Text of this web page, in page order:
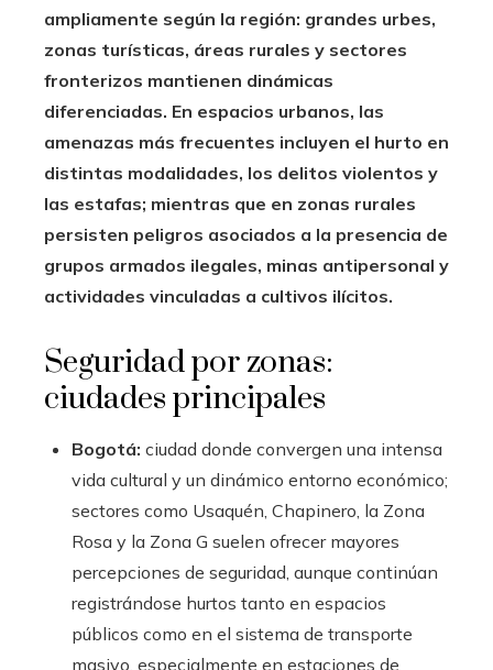
ampliamente según la región: grandes urbes,
zonas turísticas, áreas rurales y sectores
fronterizos mantienen dinámicas
diferenciadas. En espacios urbanos, las
amenazas más frecuentes incluyen el hurto en
distintas modalidades, los delitos violentos y
las estafas; mientras que en zonas rurales
persisten peligros asociados a la presencia de
grupos armados ilegales, minas antipersonal y
actividades vinculadas a cultivos ilícitos.
Seguridad por zonas:
ciudades principales
Bogotá: ciudad donde convergen una intensa
vida cultural y un dinámico entorno económico;
sectores como Usaquén, Chapinero, la Zona
Rosa y la Zona G suelen ofrecer mayores
percepciones de seguridad, aunque continúan
registrándose hurtos tanto en espacios
públicos como en el sistema de transporte
masivo, especialmente en estaciones de